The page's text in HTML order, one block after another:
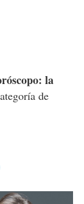
la
de